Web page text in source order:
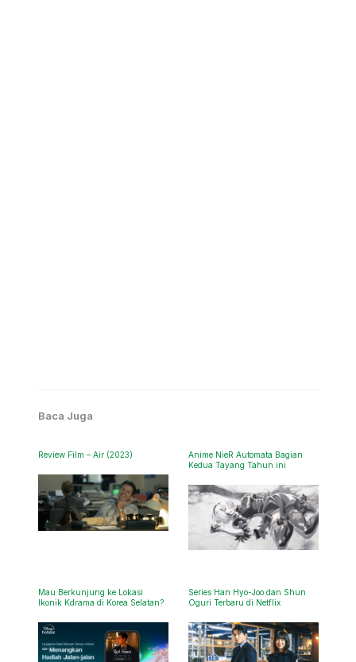
Baca Juga
Review Film – Air (2023)
Anime NieR Automata Bagian
Kedua Tayang Tahun ini
Mau Berkunjung ke Lokasi
Ikonik Kdrama di Korea Selatan?
Series Han Hyo-Joo dan Shun
Oguri Terbaru di Netflix